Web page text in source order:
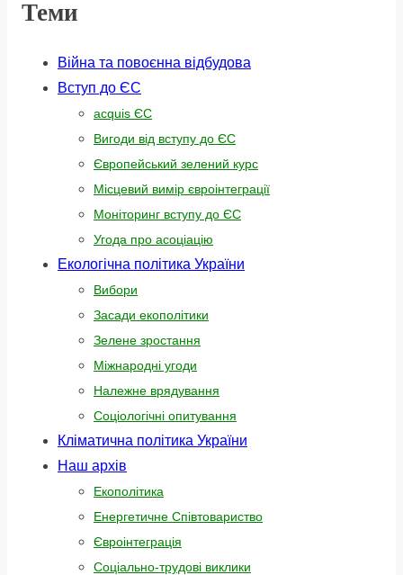
Теми
Війна та повоєнна відбудова
Вступ до ЄС
acquis ЄС
Вигоди від вступу до ЄС
Європейський зелений курс
Місцевий вимір євроінтеграції
Моніторинг вступу до ЄС
Угода про асоціацію
Екологічна політика України
Вибори
Засади екополітики
Зелене зростання
Міжнародні угоди
Належне врядування
Соціологічні опитування
Кліматична політика України
Наш архів
Екополітика
Енергетичне Співтовариство
Євроінтеграція
Соціально-трудові виклики